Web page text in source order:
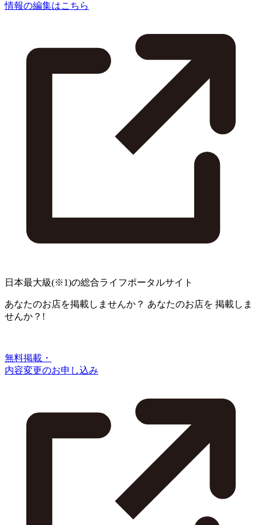
情報の編集はこちら
日本最大級(※1)の総合ライフポータルサイト
あなたのお店を掲載しませんか？ あなたのお店を 掲載しま
せんか？!
無料掲載・
内容変更のお申し込み